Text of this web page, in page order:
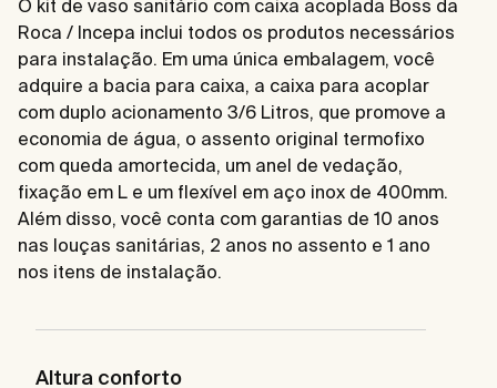
O kit de vaso sanitário com caixa acoplada Boss da
Roca / Incepa inclui todos os produtos necessários
para instalação. Em uma única embalagem, você
adquire a bacia para caixa, a caixa para acoplar
com duplo acionamento 3/6 Litros, que promove a
economia de água, o assento original termofixo
com queda amortecida, um anel de vedação,
fixação em L e um flexível em aço inox de 400mm.
Além disso, você conta com garantias de 10 anos
nas louças sanitárias, 2 anos no assento e 1 ano
nos itens de instalação.
Altura conforto